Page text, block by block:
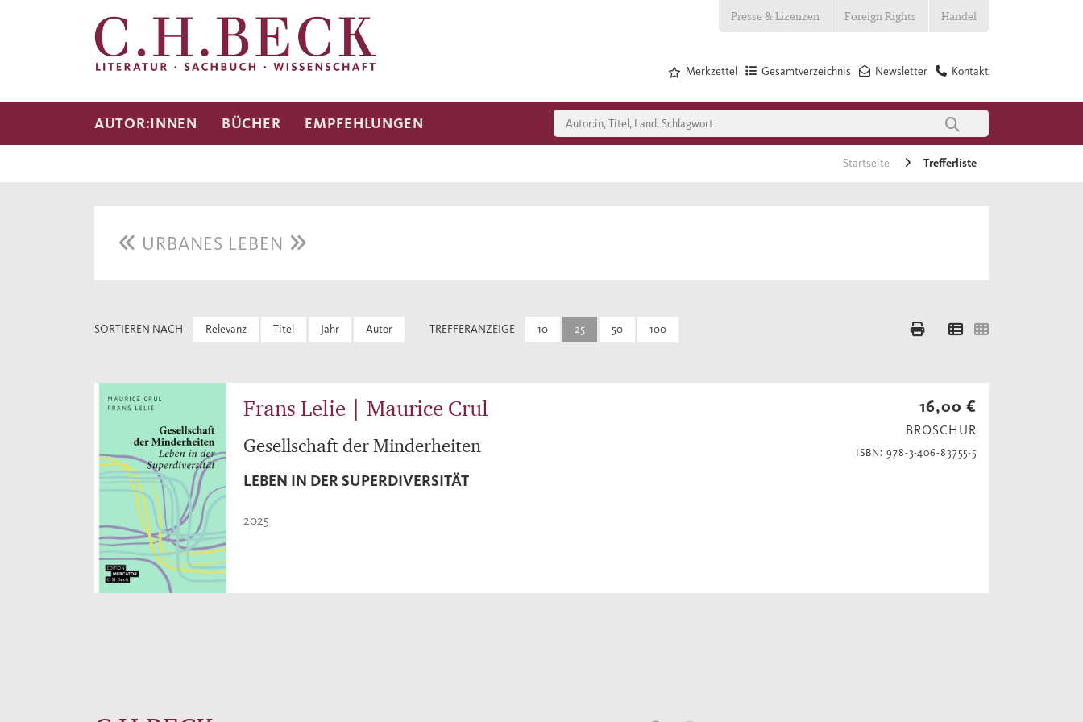
Presse & Lizenzen Foreign Rights Handel
Kontakt
Newsletter
Gesamtverzeichnis
Merkzettel
AUTOR:INNEN BÜCHER EMPFEHLUNGEN
Startseite Trefferliste
URBANES LEBEN
SORTIEREN NACH Relevanz Titel Jahr Autor TREFFERANZEIGE 10 25 50 100
Frans Lelie | Maurice Crul
Gesellschaft der Minderheiten
LEBEN IN DER SUPERDIVERSITÄT
2025
16,00 €
BROSCHUR
ISBN: 978-3-406-83755-5